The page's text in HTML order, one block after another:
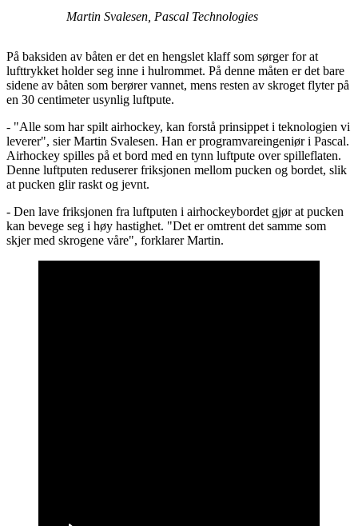
Martin Svalesen, Pascal Technologies
På baksiden av båten er det en hengslet klaff som sørger for at
lufttrykket holder seg inne i hulrommet. På denne måten er det bare
sidene av båten som berører vannet, mens resten av skroget flyter på
en 30 centimeter usynlig luftpute.
- "Alle som har spilt airhockey, kan forstå prinsippet i teknologien vi
leverer", sier Martin Svalesen. Han er programvareingeniør i Pascal.
Airhockey spilles på et bord med en tynn luftpute over spilleflaten.
Denne luftputen reduserer friksjonen mellom pucken og bordet, slik
at pucken glir raskt og jevnt.
- Den lave friksjonen fra luftputen i airhockeybordet gjør at pucken
kan bevege seg i høy hastighet. "Det er omtrent det samme som
skjer med skrogene våre", forklarer Martin.